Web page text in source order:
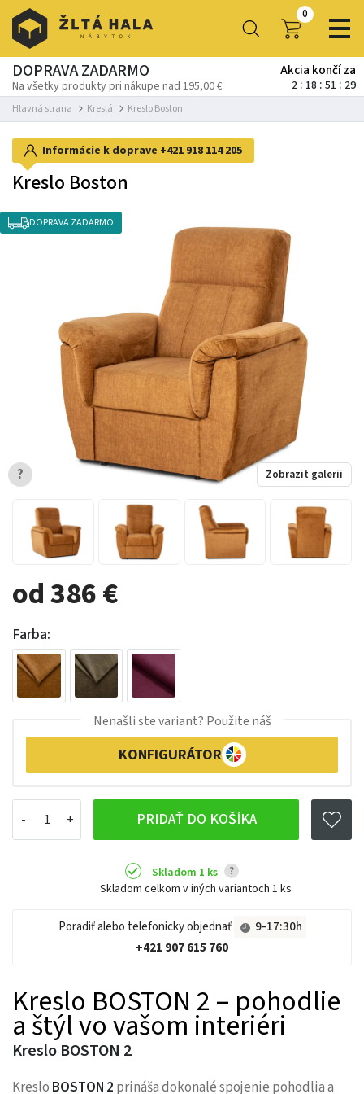
0
DOPRAVA ZADARMO
Na všetky produkty pri nákupe nad 195,00 €
Akcia končí za
2 18 51 29
Hlavná strana Kreslá Kreslo Boston
od 386 €
Farba:
PRIDAŤ DO KOŠÍKA
Nenašli ste variant? Použite náš
KONFIGURÁTOR
Skladom 1 ks ?
Skladom celkom v iných variantoch 1 ks
Poradiť alebo telefonicky objednať
9-17:30h
+421 907 615 760
Informácie k doprave +421 918 114 205
Kreslo Boston
DOPRAVA ZADARMO
Zobrazit galerii
?
Kreslo BOSTON 2 – pohodlie
a štýl vo vašom interiéri
Kreslo BOSTON 2
Kreslo BOSTON 2 prináša dokonalé spojenie pohodlia a